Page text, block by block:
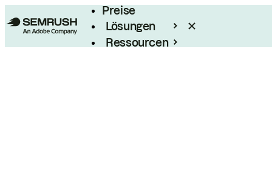
Preise
Lösungen
Ressourcen